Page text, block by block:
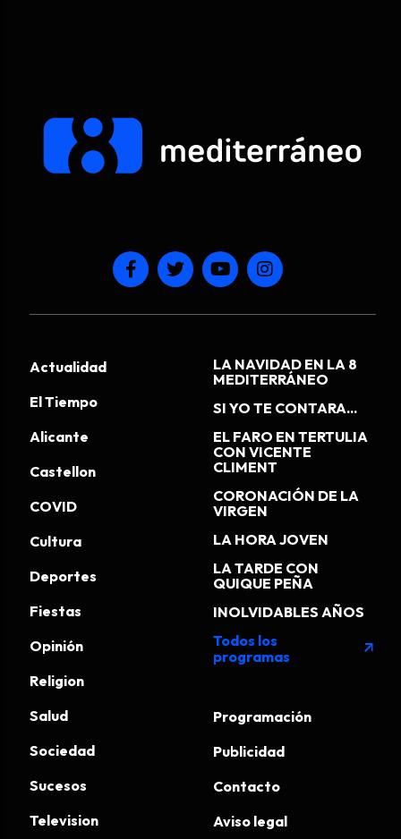
Actualidad
El Tiempo
Alicante
Castellon
COVID
Cultura
Deportes
Fiestas
Opinión
Religion
Salud
Sociedad
Sucesos
Television
LA NAVIDAD EN LA 8
MEDITERRÁNEO
SI YO TE CONTARA...
EL FARO EN TERTULIA
CON VICENTE
CLIMENT
CORONACIÓN DE LA
VIRGEN
LA HORA JOVEN
LA TARDE CON
QUIQUE PEÑA
INOLVIDABLES AÑOS
Todos los
programas
arrow_outward
Programación
Publicidad
Contacto
Aviso legal